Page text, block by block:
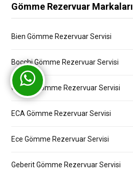
Gömme Rezervuar Markaları
Bien Gömme Rezervuar Servisi
Bocchi Gömme Rezervuar Servisi
Creavit Gömme Rezervuar Servisi
ECA Gömme Rezervuar Servisi
Ece Gömme Rezervuar Servisi
Geberit Gömme Rezervuar Servisi